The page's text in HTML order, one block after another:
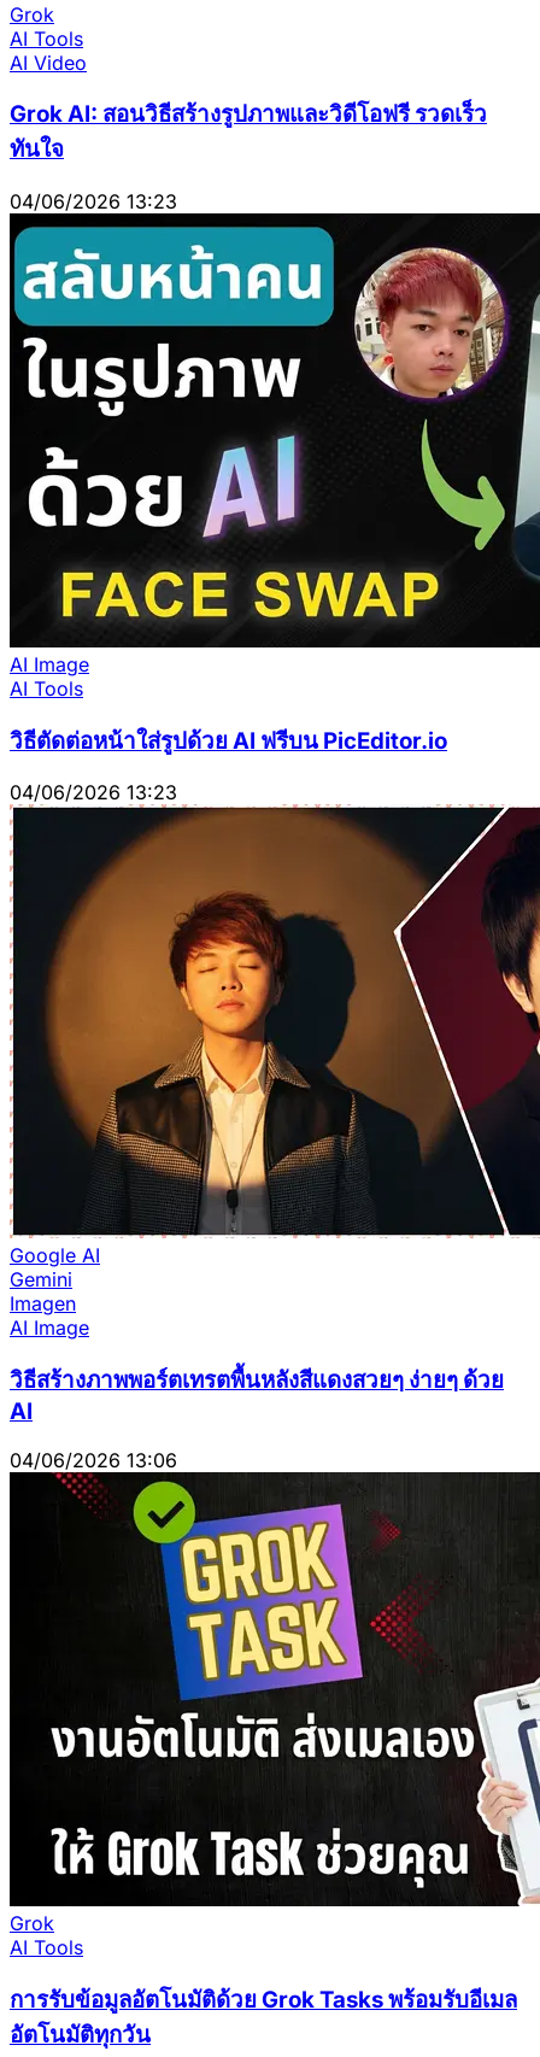
Grok
AI Tools
AI Video
Grok AI: สอนวิธีสร้างรูปภาพและวิดีโอฟรี รวดเร็ว
ทันใจ
04/06/2026 13:23
AI Image
AI Tools
วิธีตัดต่อหน้าใส่รูปด้วย AI ฟรีบน PicEditor.io
04/06/2026 13:23
Google AI
Gemini
Imagen
AI Image
วิธีสร้างภาพพอร์ตเทรตพื้นหลังสีแดงสวยๆ ง่ายๆ ด้วย
AI
04/06/2026 13:06
Grok
AI Tools
การรับข้อมูลอัตโนมัติด้วย Grok Tasks พร้อมรับอีเมล
อัตโนมัติทุกวัน